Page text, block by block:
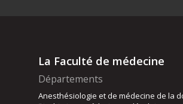
La Faculté de médecine
Départements
Anesthésiologie et de médecine de la